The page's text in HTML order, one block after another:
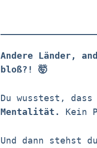
Andere Länder,
bloß?! 🤯
Du wusstest,
Mentalität.
Kein
Und dann stehst